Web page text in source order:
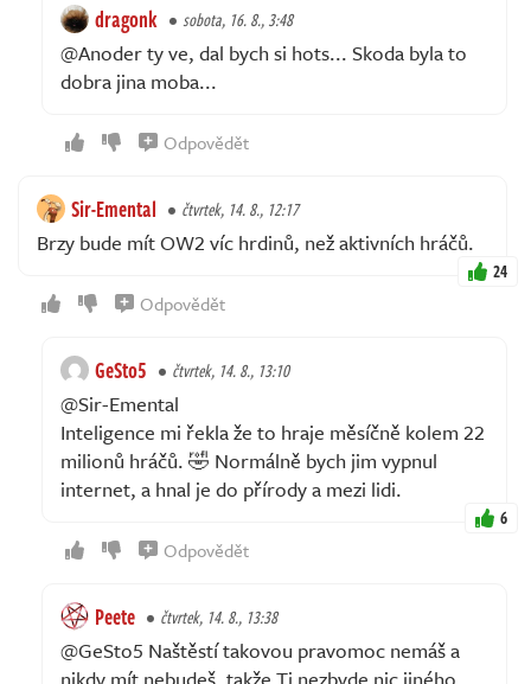
dragonk sobota, 16. 8., 3:48
@Anoder ty ve, dal bych si hots... Skoda byla to
dobra jina moba...
Odpovědět
Sir-Emental čtvrtek, 14. 8., 12:17
Brzy bude mít OW2 víc hrdinů, než aktivních hráčů.
24
Odpovědět
GeSto5 čtvrtek, 14. 8., 13:10
@Sir-Emental
Inteligence mi řekla že to hraje měsíčně kolem 22
milionů hráčů. 🤣 Normálně bych jim vypnul
internet, a hnal je do přírody a mezi lidi.
6
Odpovědět
Peete čtvrtek, 14. 8., 13:38
@GeSto5 Naštěstí takovou pravomoc nemáš a